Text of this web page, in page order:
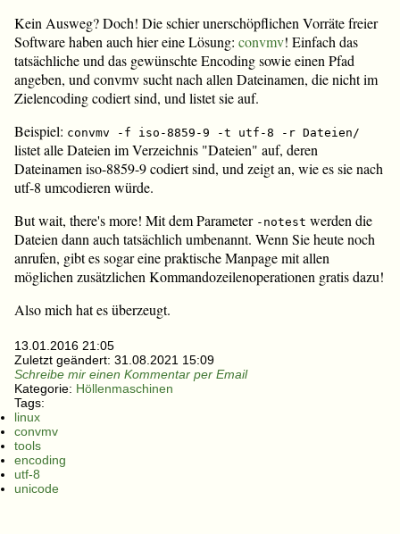
Kein Ausweg? Doch! Die schier unerschöpflichen Vorräte freier
Software haben auch hier eine Lösung: convmv! Einfach das
tatsächliche und das gewünschte Encoding sowie einen Pfad
angeben, und convmv sucht nach allen Dateinamen, die nicht im
Zielencoding codiert sind, und listet sie auf.
Beispiel: convmv -f iso-8859-9 -t utf-8 -r Dateien/
listet alle Dateien im Verzeichnis "Dateien" auf, deren
Dateinamen iso-8859-9 codiert sind, und zeigt an, wie es sie nach
utf-8 umcodieren würde.
But wait, there's more! Mit dem Parameter -notest werden die
Dateien dann auch tatsächlich umbenannt. Wenn Sie heute noch
anrufen, gibt es sogar eine praktische Manpage mit allen
möglichen zusätzlichen Kommandozeilenoperationen gratis dazu!
Also mich hat es überzeugt.
13.01.2016 21:05
Zuletzt geändert: 31.08.2021 15:09
Schreibe mir einen Kommentar per Email
Kategorie: Höllenmaschinen
Tags:
linux
convmv
tools
encoding
utf-8
unicode